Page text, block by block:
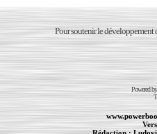
Pour soutenir le développement
Powered